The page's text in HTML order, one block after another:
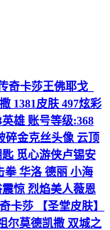
奇卡莎王佛耶戈_
1381皮肤 497炫彩
英雄 账号等级:368
碎金克丝头像 云顶
觅心游侠卢锡安
拳 华洛 德丽 小海
惊 烈焰美人薇恩
卡莎 【圣堂皮肤】
尔莫德凯撒 双城之